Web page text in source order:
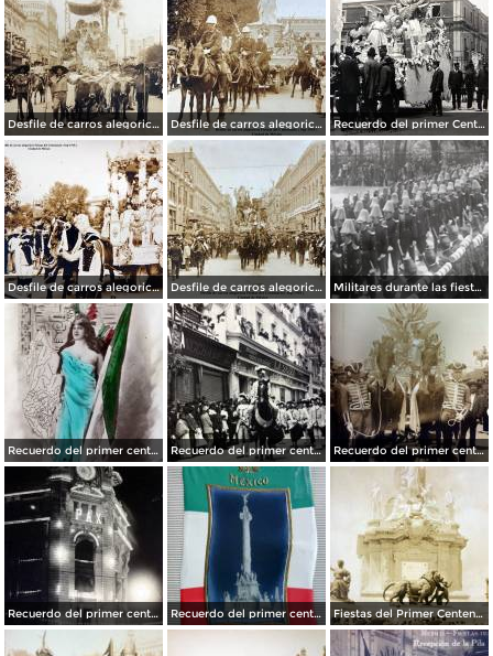
Desfile de carros alegoricos Fiestas del Centenario ( Sep-1910 ) Ciudad de México Desfile de carros alegoricos Fiestas del Centenario ( Sep-1910 ) Ciudad de México Recuerdo del primer Centenario de la Independencia Mexicana carro de La Justicia ( Sep-1910 ) Ciudad de México.
Desfile de carros alegoricos Fiestas del Centenario ( Sep-1910 ) Ciudad de México Desfile de carros alegoricos Fiestas del Centenario ( Sep-1910 ) Ciudad de México Militares durante las fiestas de Primer Centenario de la Independencia (1910)
Recuerdo del primer centenario de la independencia de Mexico 15 de Septiembre de 1910 Recuerdo del primer centenario de la independencia Mexicana Desfile Ciudad de México15 de Septiembre de 1910 Recuerdo del primer centenario de la independencia Mexicana Desfile Ciudad de México 15 de Septiembre de 1910
Recuerdo del primer centenario de la independencia Mexicana Edificio La Mexicana Ciudad de México15 de Septiembre de 1910 Recuerdo del primer centenario de la independencia Mexicana 15 de Septiembre de 1910 Fiestas del Primer Centenario Inaguracion de la Columna de la Independencia Por el Fotografo Fernando Kososky